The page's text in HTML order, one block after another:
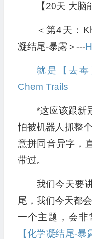
【20天 大脑
＜第4天：
凝结尾-暴露＞---
就是【去
Chem Trails
*这应该跟新
怕被机器人抓整
意拼同音异字，
带过。
我们今天要
尾，我们今天都
一个主题，会非
【化学凝结尾-暴